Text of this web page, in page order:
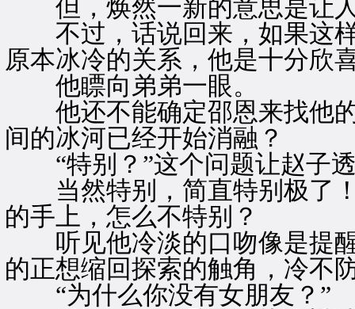
但，焕然一新的意思是让人
不过，话说回来，如果这样
原本冰冷的关系，他是十分
他瞟向弟弟一眼。
他还不能确定邵恩来找他的
间的冰河已经开始消融？
“特别？”这个问题让赵子
当然特别，简直特别极了！
的手上，怎么不特别？
听见他冷淡的口吻像是提醒
的正想缩回探索的触角，冷
“为什么你没有女朋友？”